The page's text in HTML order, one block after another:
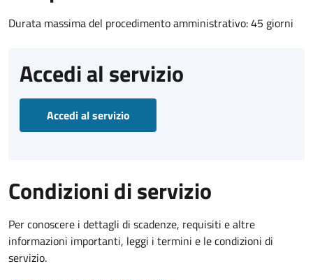
Durata massima del procedimento amministrativo: 45 giorni
Accedi al servizio
Accedi al servizio
Condizioni di servizio
Per conoscere i dettagli di scadenze, requisiti e altre
informazioni importanti, leggi i termini e le condizioni di
servizio.